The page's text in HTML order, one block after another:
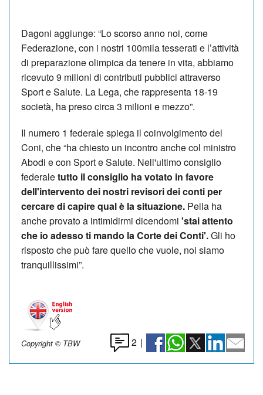
Dagoni aggiunge: “Lo scorso anno noi, come
Federazione, con i nostri 100mila tesserati e l’attività
di preparazione olimpica da tenere in vita, abbiamo
ricevuto 9 milioni di contributi pubblici attraverso
Sport e Salute. La Lega, che rappresenta 18-19
società, ha preso circa 3 milioni e mezzo”.
Il numero 1 federale spiega il coinvolgimento del
Coni, che “ha chiesto un incontro anche col ministro
Abodi e con Sport e Salute. Nell'ultimo consiglio
federaletutto il consiglio ha votato in favore
dell'intervento dei nostri revisori dei conti per
cercare di capire qual è la situazione. Pella ha
anche provato a intimidirmi dicendomi 'stai attento
che io adesso ti mando la Corte dei Conti'.Gli ho
risposto che può fare quello che vuole, noi siamo
tranquillissimi”.
Copyright © TBW 2 |